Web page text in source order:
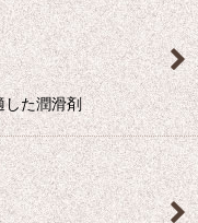
した潤滑剤